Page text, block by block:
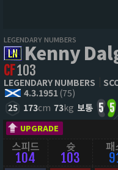
LEGENDARY NUMBERS
Kenny
CF103
LEGENDARY NUMBERS
4.3.1951(75)
25 173cm 73kg 보통 5 5
UPGRADE
스피드
104
슛
103
패